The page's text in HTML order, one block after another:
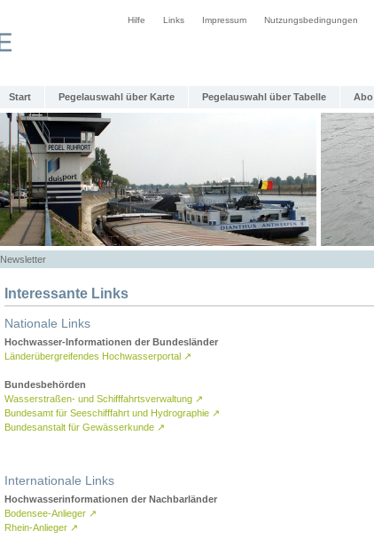
Hilfe Links Impressum Nutzungsbedingungen
Start Pegelauswahl über Karte Pegelauswahl über Tabelle Abo
Newsletter
Interessante Links
Nationale Links
Hochwasser-Informationen der Bundesländer
Länderübergreifendes Hochwasserportal ↗
Bundesbehörden
Wasserstraßen- und Schifffahrtsverwaltung ↗
Bundesamt für Seeschifffahrt und Hydrographie ↗
Bundesanstalt für Gewässerkunde ↗
Internationale Links
Hochwasserinformationen der Nachbarländer
Bodensee-Anlieger ↗
Rhein-Anlieger ↗